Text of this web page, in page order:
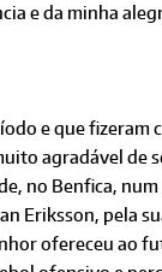
e da minha
e que
agradável de
no Benfica, num
Eriksson, pela
ofereceu ao